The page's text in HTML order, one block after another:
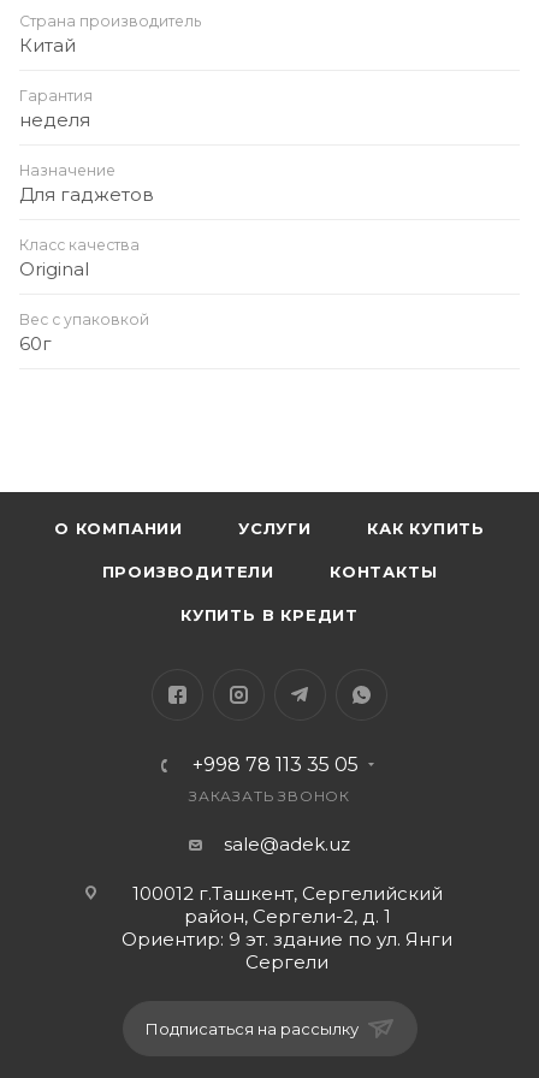
Страна производитель
Китай
Гарантия
неделя
Назначение
Для гаджетов
Класс качества
Original
Вес с упаковкой
60г
О КОМПАНИИ УСЛУГИ КАК КУПИТЬ
ПРОИЗВОДИТЕЛИ КОНТАКТЫ
КУПИТЬ В КРЕДИТ
+998 78 113 35 05
ЗАКАЗАТЬ ЗВОНОК
sale@adek.uz
100012 г.Ташкент, Сергелийский
район, Сергели-2, д. 1
Ориентир: 9 эт. здание по ул. Янги
Сергели
Подписаться на рассылку